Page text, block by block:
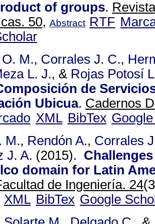
of groups.
50, Abstract RTF
M., Corrales J. C.,
L. J., & Rojas Potosí
de
Ubicua. Cadernos
XML BibTex
M., Rendón A., Corrales
J. A. (2015).
domain for Latin
de Ingeniería. 24
XML BibTex Google